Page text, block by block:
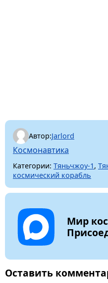
Автор:Jarlord
Космонавтика
Категории: Тяньчжоу-1 ,
космический корабль
Мир
Оставить